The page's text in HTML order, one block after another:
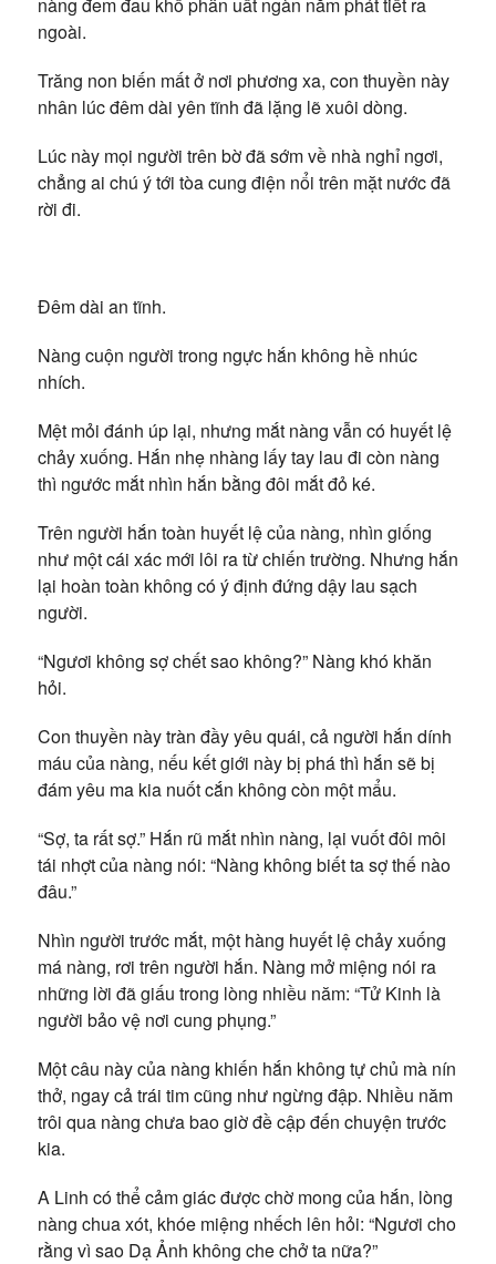
ngoài.
Trăng non biến mất ở nơi phương xa, con thuyền này
nhân lúc đêm dài yên tĩnh đã lặng lẽ xuôi dòng.
Lúc này mọi người trên bờ đã sớm về nhà nghỉ ngơi,
chẳng ai chú ý tới tòa cung điện nổi trên mặt nước đã
rời đi.
Đêm dài an tĩnh.
Nàng cuộn người trong ngực hắn không hề nhúc
nhích.
Mệt mỏi đánh úp lại, nhưng mắt nàng vẫn có huyết lệ
chảy xuống. Hắn nhẹ nhàng lấy tay lau đi còn nàng
thì ngước mắt nhìn hắn bằng đôi mắt đỏ ké.
Trên người hắn toàn huyết lệ của nàng, nhìn giống
như một cái xác mới lôi ra từ chiến trường. Nhưng hắn
lại hoàn toàn không có ý định đứng dậy lau sạch
người.
“Ngươi không sợ chết sao không?” Nàng khó khăn
hỏi.
Con thuyền này tràn đầy yêu quái, cả người hắn dính
máu của nàng, nếu kết giới này bị phá thì hắn sẽ bị
đám yêu ma kia nuốt cắn không còn một mẩu.
“Sợ, ta rất sợ.” Hắn rũ mắt nhìn nàng, lại vuốt đôi môi
tái nhợt của nàng nói: “Nàng không biết ta sợ thế nào
đâu.”
Nhìn người trước mắt, một hàng huyết lệ chảy xuống
má nàng, rơi trên người hắn. Nàng mở miệng nói ra
những lời đã giấu trong lòng nhiều năm: “Tử Kinh là
người bảo vệ nơi cung phụng.”
Một câu này của nàng khiến hắn không tự chủ mà nín
thở, ngay cả trái tim cũng như ngừng đập. Nhiều năm
trôi qua nàng chưa bao giờ đề cập đến chuyện trước
kia.
A Linh có thể cảm giác được chờ mong của hắn, lòng
nàng chua xót, khóe miệng nhếch lên hỏi: “Ngươi cho
rằng vì sao Dạ Ảnh không che chở ta nữa?”